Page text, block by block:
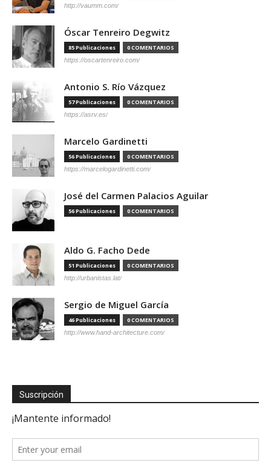
http://vaumm.com/
Óscar Tenreiro Degwitz
85 Publicaciones 0 COMENTARIOS
https://oscartenreiro.com/
Antonio S. Río Vázquez
57 Publicaciones 0 COMENTARIOS
https://asrv.es/
Marcelo Gardinetti
56 Publicaciones 0 COMENTARIOS
https://marcelogardinetti.com/
José del Carmen Palacios Aguilar
56 Publicaciones 0 COMENTARIOS
Aldo G. Facho Dede
51 Publicaciones 0 COMENTARIOS
http://urbanistas.lat/
Sergio de Miguel García
46 Publicaciones 0 COMENTARIOS
http://www.hand-architecture.com/
Suscripción